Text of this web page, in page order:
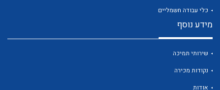
כלי עבודה חשמליים
מידע נוסף
שירותי תמיכה
נקודות מכירה
אודות